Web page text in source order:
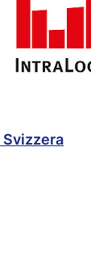
Svizzera